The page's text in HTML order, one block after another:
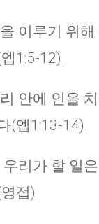
이루기 위
1:5-12).
안에 인을
(엡1:13-14).
리가 할 일
접)